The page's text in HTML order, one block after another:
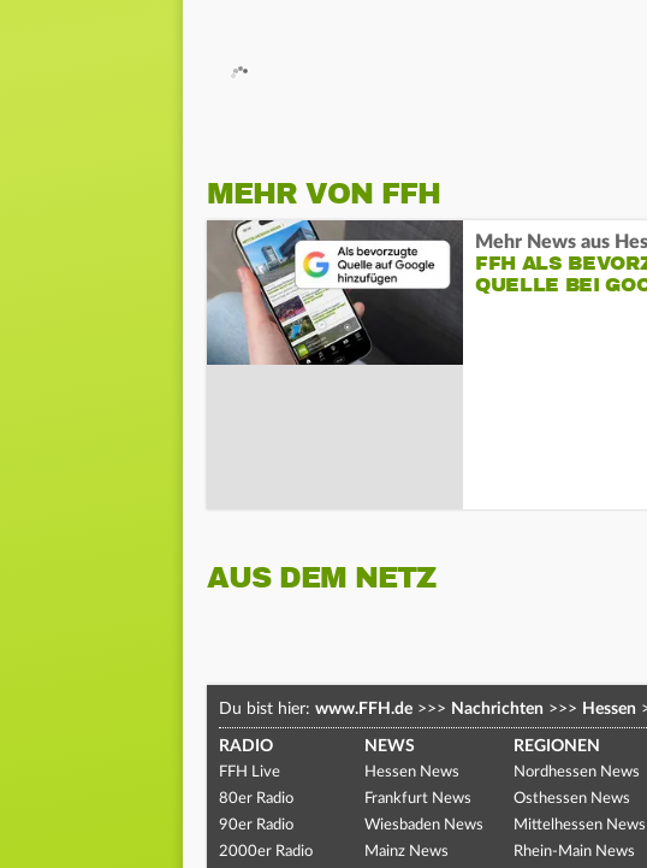
MEHR VON FFH
Mehr News aus
FFH ALS
QUELLE BEI
AUS DEM NETZ
Du bist hier: www.FFH.de >>> Nachrichten >>> Hessen
RADIO
FFH Live
80er Radio
90er Radio
2000er Radio
NEWS
Hessen News
Frankfurt News
Wiesbaden News
Mainz News
REGIONEN
Nordhessen News
Osthessen News
Mittelhessen News
Rhein-Main News